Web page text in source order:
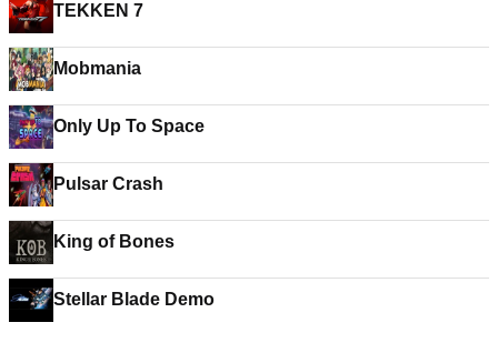
TEKKEN 7
Mobmania
Only Up To Space
Pulsar Crash
King of Bones
Stellar Blade Demo